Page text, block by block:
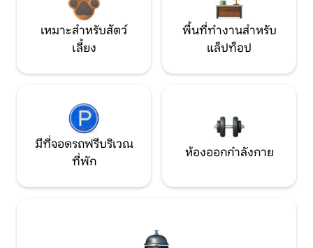
เหมาะสำหรับสัตว์
เลี้ยง
พื้นที่ทำงานสำหรับ
แล็ปท็อป
มีที่จอดรถฟรีบริเวณ
ที่พัก
ห้องออกกำลังกาย